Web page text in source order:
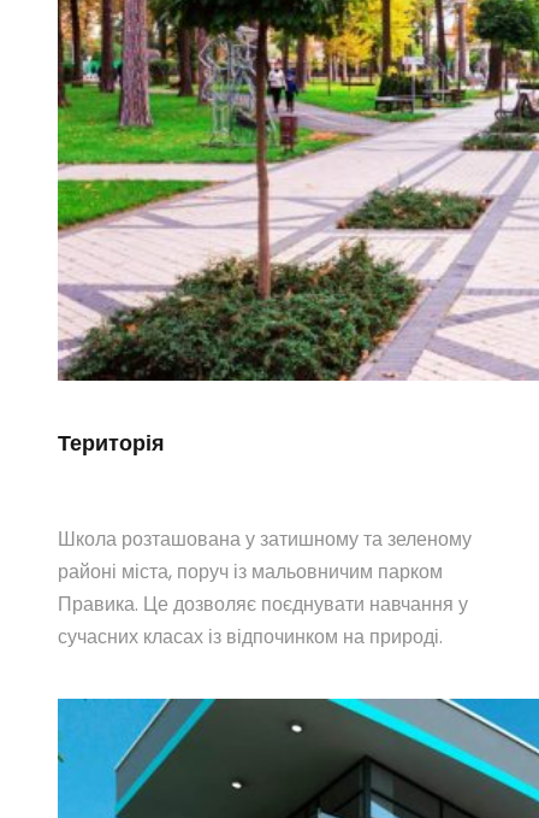
Територія
Школа розташована у затишному та зеленому
районі міста, поруч із мальовничим парком
Правика. Це дозволяє поєднувати навчання у
сучасних класах із відпочинком на природі.